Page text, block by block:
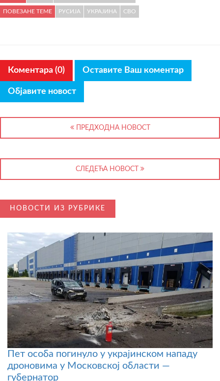
ПОВЕЗАНЕ ТЕМЕ РУСИЈА УКРАЈИНА СВО
Коментара (0) Оставите Ваш коментар
Објавите новост
ПРЕДХОДНА НОВОСТ
СЛЕДЕЋА НОВОСТ
НОВОСТИ ИЗ РУБРИКЕ
Пет особа погинуло у украјинском нападу
дроновима у Московској области —
губернатор